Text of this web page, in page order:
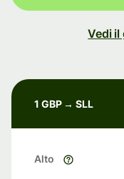
Vedi il
1 GBP → SLL
Alto